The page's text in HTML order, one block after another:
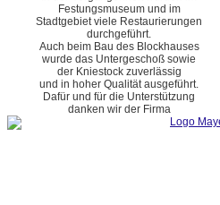
Festungsmuseum und im
Stadtgebiet viele Restaurierungen
durchgeführt.
Auch beim Bau des Blockhauses
wurde das Untergeschoß sowie
der Kniestock zuverlässig
und in hoher Qualität ausgeführt.
Dafür und für die Unterstützung
danken wir der Firma